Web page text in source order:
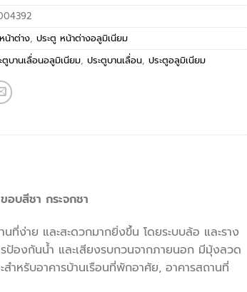
น้าต่าง,ประตู หน้าต่างอลูมิเนียม
ตูบานเลื่อนอลูมิเนียม,ประตูบานเลื่อน,ประตูอลูมิเนียม
อบสีชา กระจกชา
ที่ง่าย และสะดวกมากยิ่งขึ้น โดยระบบล้อ และราง
รป้องกันน้ำ และเสียงรบกวนจากภายนอก มีมุ้งลวด
หรับอาคารบ้านเรือนที่พักอาศัย, อาคารสถานที่